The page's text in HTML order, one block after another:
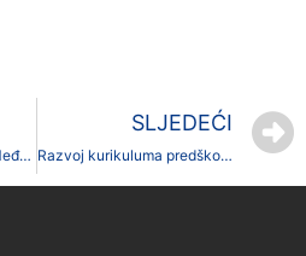
Prijave za 20. izdanje Međunarodnog takmičenja/natjecanja George Enescu
SLJEDEĆI
Razvoj kurikuluma predškolskog odgoja 1 –obveze